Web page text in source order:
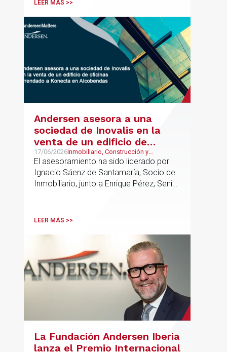
UK.
LEER MÁS >>
Andersen asesora a una
sociedad de Inovalis en la
venta de un edificio de
oficinas arrendado a Konecta
en Alcobendas
17/06/2026Inmobiliario, Construcción y
Urbanismo, Real Estate
El asesoramiento ha sido liderado por
Ignacio Sáenz de Santamaría, Socio de
Inmobiliario, junto a Enrique Pérez, Senior
LEER MÁS >>
La Fundación Andersen Iberia
lanza el Premio Internacional